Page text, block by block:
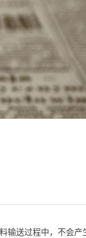
输送过程中，不会产